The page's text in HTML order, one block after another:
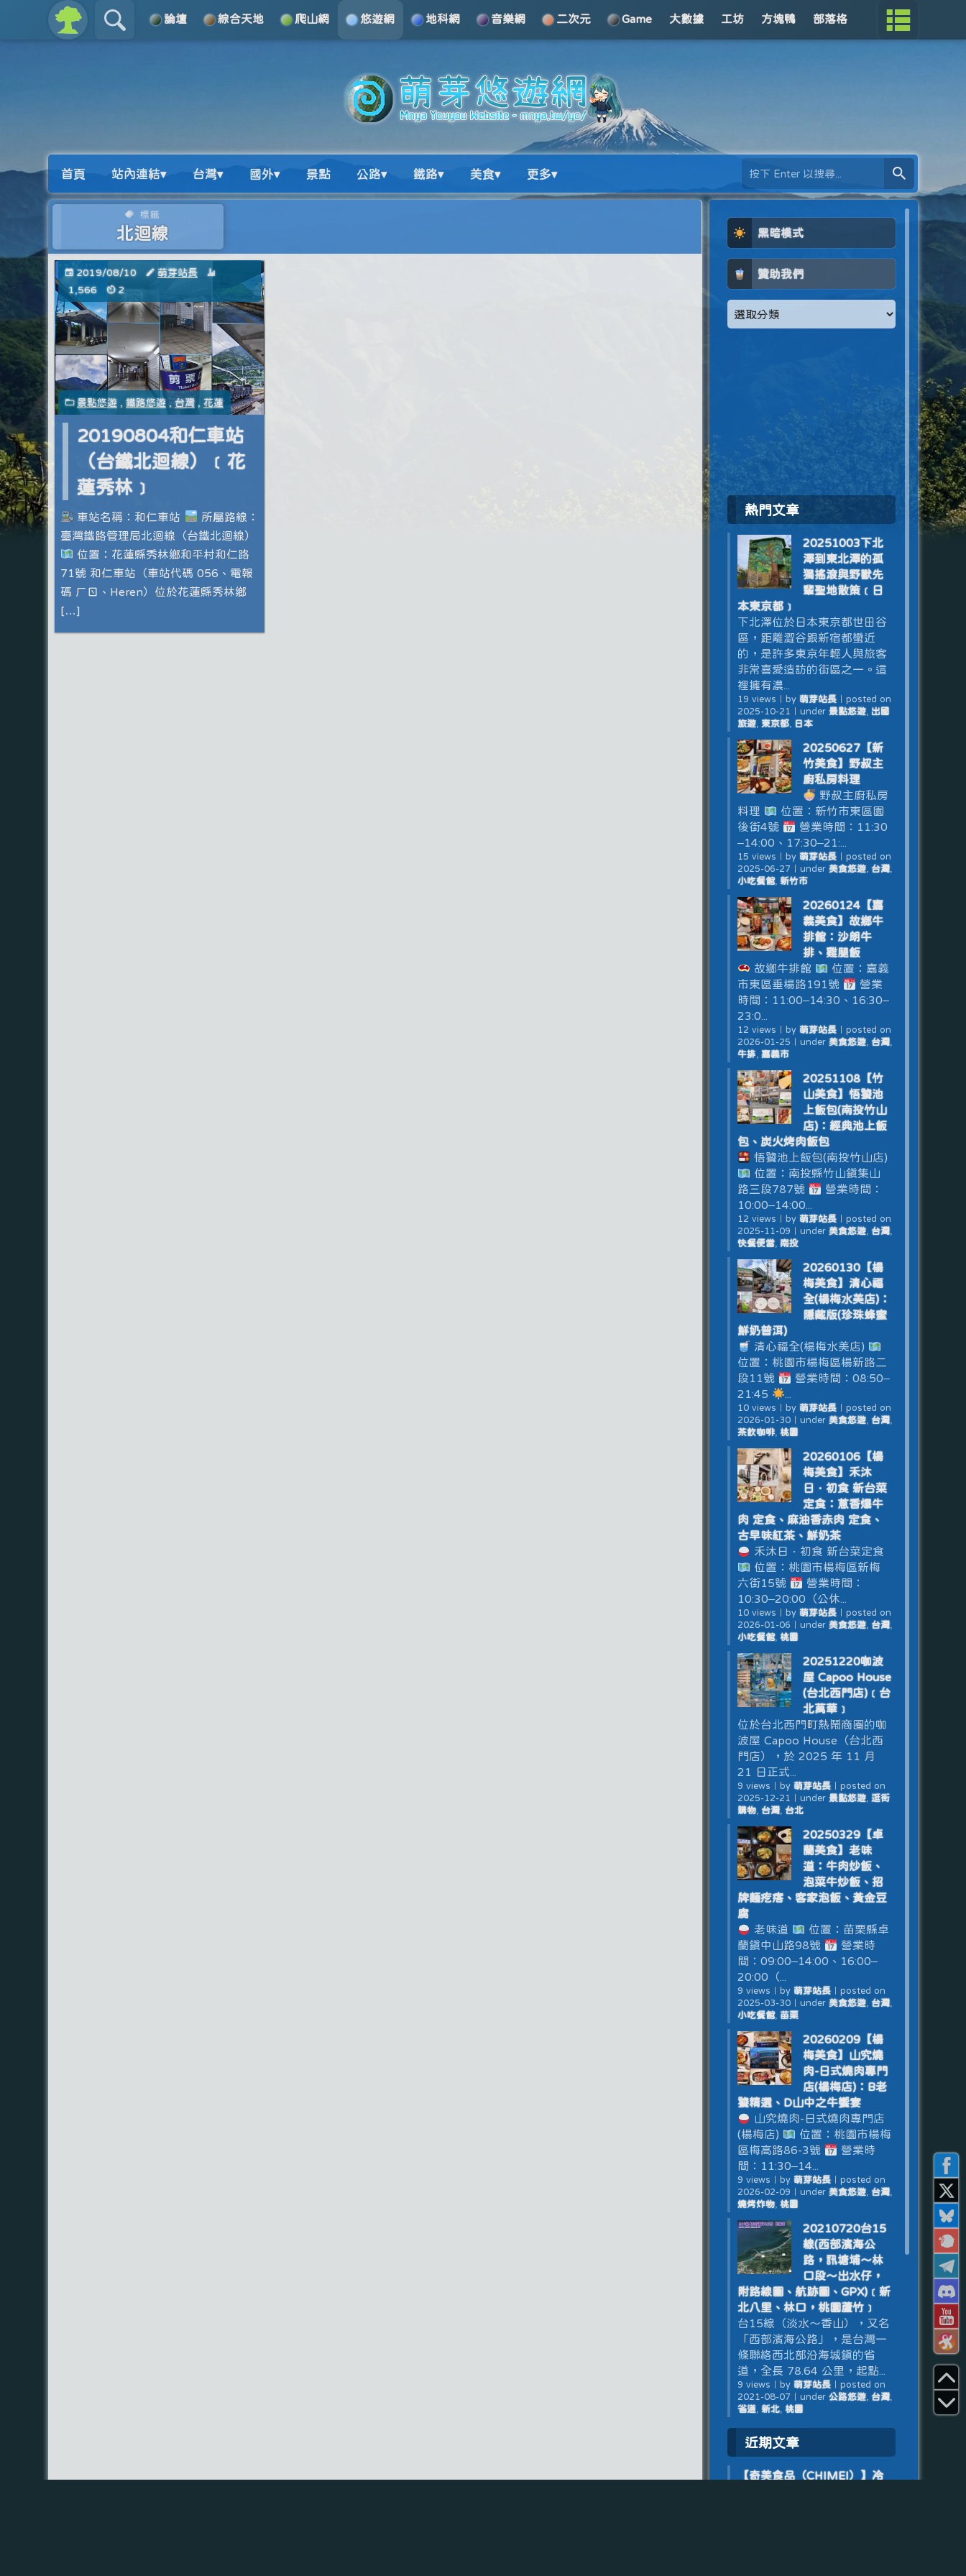
論壇 綜合天地 爬山網 悠遊網 地科網 音樂網 二次元 Game 大數據 工坊 方塊鴨 部落格
首頁 站內連結▾ 台灣▾ 國外▾ 景點 公路▾ 鐵路▾ 美食▾ 更多▾
標籤
北迴線
2019/08/10
萌芽站長
1,566
2
景點悠遊 ,鐵路悠遊 ,台灣 ,花蓮
20190804和仁車站
（台鐵北迴線）﹝花
蓮秀林﹞
車站名稱：和仁車站
所屬路線：
臺灣鐵路管理局北迴線（台鐵北迴線）
位置：花蓮縣秀林鄉和平村和仁路
71號 和仁車站（車站代碼 056、電報
碼 ㄏㄖ、Heren）位於花蓮縣秀林鄉
[…]
黑暗模式
贊助我們
熱門文章
20251003下北
澤到東北澤的孤
獨搖滾與野獸先
輩聖地散策﹝日
本東京都﹞
下北澤位於日本東京都世田谷
區，距離澀谷跟新宿都蠻近
的，是許多東京年輕人與旅客
非常喜愛造訪的街區之一。這
裡擁有濃...
19 views by 萌芽站長｜ posted on
2025-10-21
under 景點悠遊, 出國
旅遊, 東京都, 日本
20250627【新
竹美食】野叔主
廚私房料理
野叔主廚私房
料理
位置：新竹市東區園
後街4號
營業時間：11:30
–14:00、17:30–21:...
15 views by 萌芽站長｜ posted on
2025-06-27
under 美食悠遊, 台灣,
小吃餐館, 新竹市
20260124【嘉
義美食】故鄉牛
排館：沙朗牛
排、雞腿飯
故鄉牛排館
位置：嘉義
市東區垂楊路191號
營業
時間：11:00–14:30、16:30–
23:0...
12 views by 萌芽站長｜ posted on
2026-01-25
under 美食悠遊, 台灣,
牛排
嘉義市
20251108【竹
山美食】悟饕池
上飯包(南投竹山
店)：經典池上飯
包、炭火烤肉飯包
悟饕池上飯包(南投竹山店)
位置：南投縣竹山鎮集山
路三段787號
營業時間：
10:00–14:00...
12 views by 萌芽站長｜ posted on
2025-11-09
under 美食悠遊, 台灣,
快餐便當, 南投
20260130【楊
梅美食】清心福
全(楊梅水美店)：
隱藏版(珍珠蜂蜜
鮮奶普洱)
清心福全(楊梅水美店)
位置：桃園市楊梅區楊新路二
段11號
營業時間：08:50–
21:45
10 views by 萌芽站長｜ posted on
2026-01-30｜ under 美食悠遊, 台灣,
茶飲咖啡, 桃園
20260106【楊
梅美食】禾沐
日．初食 新台菜
定食：蔥香爆牛
肉 定食、麻油香赤肉 定食、
古早味紅茶、鮮奶茶
禾沐日．初食 新台菜定食
位置：桃園市楊梅區新梅
六街15號
營業時間：
10:30–20:00（公休...
10 views by 萌芽站長｜ posted on
2026-01-06
under 美食悠遊, 台灣,
小吃餐館, 桃園
20251220咖波
屋 Capoo House
(台北西門店)﹝台
北萬華﹞
位於台北西門町熱鬧商圈的咖
波屋 Capoo House（台北西
門店），於 2025 年 11 月
21 日正式...
9 views by 萌芽站長｜ posted on
2025-12-21
under 景點悠遊, 逛街
購物, 台灣, 台北
20250329【卓
蘭美食】老味
道：牛肉炒飯、
泡菜牛炒飯、招
牌麵疙瘩、客家泡飯、黃金豆
腐
老味道
位置：苗栗縣卓
蘭鎮中山路98號
營業時
間：09:00–14:00、16:00–
20:00（...
9 views by 萌芽站長｜ posted on
2025-03-30｜ under 美食悠遊, 台灣,
小吃餐館, 苗栗
20260209【楊
梅美食】山究燒
肉-日式燒肉專門
店(楊梅店)：B老
饕精選、D山中之牛饗宴
山究燒肉-日式燒肉專門店
(楊梅店)
位置：桃園市楊梅
區梅高路86-3號
營業時
間：11:30–14...
9 views by 萌芽站長｜ posted on
2026-02-09
under 美食悠遊, 台灣,
燒烤炸物, 桃園
20210720台15
線(西部濱海公
路，訊塘埔～林
口段～出水仔，
附路線圖、航跡圖、GPX)﹝新
北八里、林口，桃園蘆竹﹞
台15線（淡水～香山），又名
「西部濱海公路」，是台灣一
條聯絡西北部沿海城鎮的省
道，全長 78.64 公里，起點...
9 views by 萌芽站長｜ posted on
2021-08-07
under 公路悠遊, 台灣,
省道, 新北, 桃園
近期文章
【奇美食品（CHIMEI）】冷